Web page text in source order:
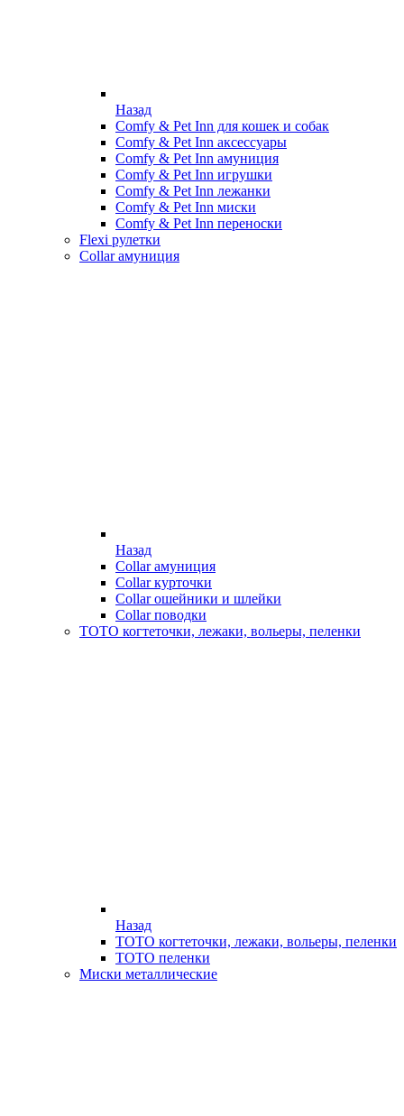
Назад
Comfy & Pet Inn для кошек и собак
Comfy & Pet Inn аксессуары
Comfy & Pet Inn амуниция
Comfy & Pet Inn игрушки
Comfy & Pet Inn лежанки
Comfy & Pet Inn миски
Comfy & Pet Inn переноски
Flexi рулетки
Collar амуниция
Назад
Collar амуниция
Collar курточки
Collar ошейники и шлейки
Collar поводки
ТОТО когтеточки, лежаки, вольеры, пеленки
Назад
ТОТО когтеточки, лежаки, вольеры, пеленки
ТОТО пеленки
Миски металлические